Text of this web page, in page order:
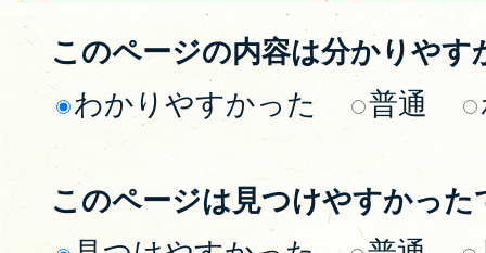
このページの内容は分かりやす
わかりやすかった
普通
このページは見つけやすかった